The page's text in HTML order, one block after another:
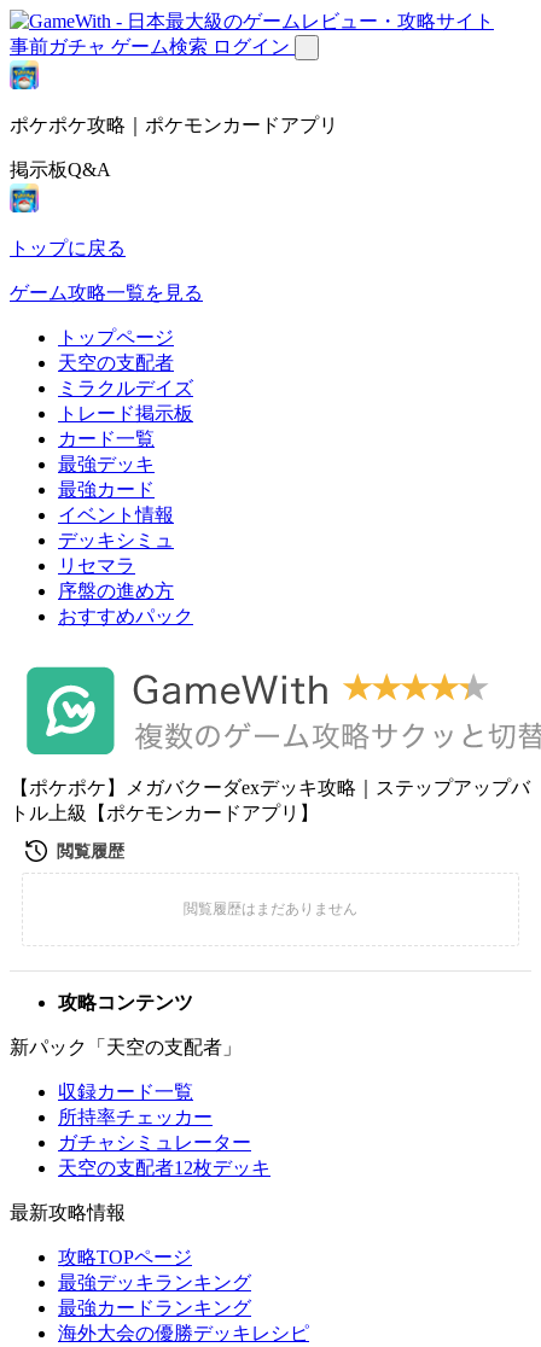
事前ガチャ ゲーム検索 ログイン
ポケポケ攻略｜ポケモンカードアプリ
掲示板Q&A
トップに戻る
ゲーム攻略一覧を見る
トップページ
天空の支配者
ミラクルデイズ
トレード掲示板
カード一覧
最強デッキ
最強カード
イベント情報
デッキシミュ
リセマラ
序盤の進め方
おすすめパック
【ポケポケ】メガバクーダexデッキ攻略｜ステップアップバ
トル上級【ポケモンカードアプリ】
攻略コンテンツ
新パック「天空の支配者」
収録カード一覧
所持率チェッカー
ガチャシミュレーター
天空の支配者12枚デッキ
最新攻略情報
攻略TOPページ
最強デッキランキング
最強カードランキング
海外大会の優勝デッキレシピ